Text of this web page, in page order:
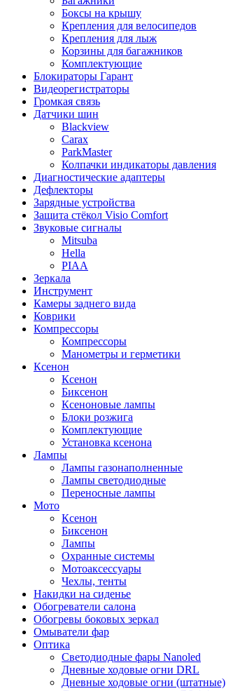
Боксы на крышу
Крепления для велосипедов
Крепления для лыж
Корзины для багажников
Комплектующие
Блокираторы Гарант
Видеорегистраторы
Громкая связь
Датчики шин
Blackview
Carax
ParkMaster
Колпачки индикаторы давления
Диагностические адаптеры
Дефлекторы
Зарядные устройства
Защита стёкол Visio Comfort
Звуковые сигналы
Mitsuba
Hella
PIAA
Зеркала
Инструмент
Камеры заднего вида
Коврики
Компрессоры
Компрессоры
Манометры и герметики
Ксенон
Ксенон
Биксенон
Ксеноновые лампы
Блоки розжига
Комплектующие
Установка ксенона
Лампы
Лампы газонаполненные
Лампы светодиодные
Переносные лампы
Мото
Ксенон
Биксенон
Лампы
Охранные системы
Мотоаксессуары
Чехлы, тенты
Накидки на сиденье
Обогреватели салона
Обогревы боковых зеркал
Омыватели фар
Оптика
Светодиодные фары Nanoled
Дневные ходовые огни DRL
Дневные ходовые огни (штатные)